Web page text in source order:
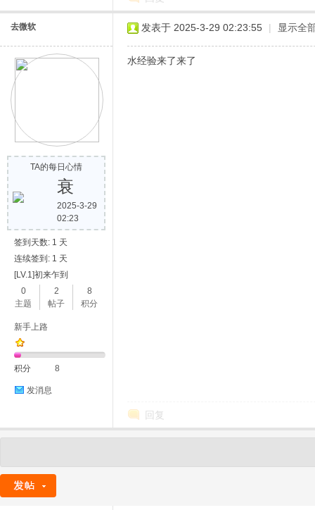
去微软
TA的每日心情
衰
2025-3-29
02:23
签到天数: 1 天
连续签到: 1 天
[LV.1]初来乍到
0
主题
2
帖子
8
积分
新手上路
积分 8
发消息
发表于 2025-3-29 02:23:55 | 显示全
水经验来了来了
回复